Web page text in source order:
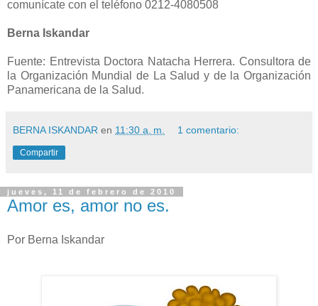
comunícate con el teléfono 0212-4080508
Berna Iskandar
Fuente: Entrevista Doctora Natacha Herrera. Consultora de
la Organización Mundial de La Salud y de la Organización
Panamericana de la Salud.
BERNA ISKANDAR en 11:30 a. m. 1 comentario:
Compartir
jueves, 11 de febrero de 2010
Amor es, amor no es.
Por Berna Iskandar